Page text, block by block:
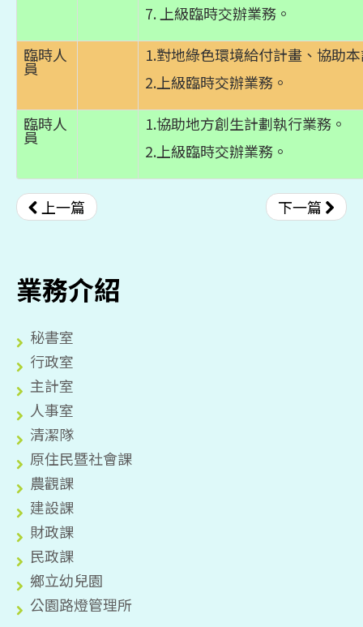
7. 上級臨時交辦業務。
臨時人
員
1.對地綠色環境給付計畫、協助
2.上級臨時交辦業務。
臨時人
員
1.協助地方創生計劃執行業務。
2.上級臨時交辦業務。
上一篇 下一篇
業務介紹
秘書室
行政室
主計室
人事室
清潔隊
原住民暨社會課
農觀課
建設課
財政課
民政課
鄉立幼兒園
公園路燈管理所